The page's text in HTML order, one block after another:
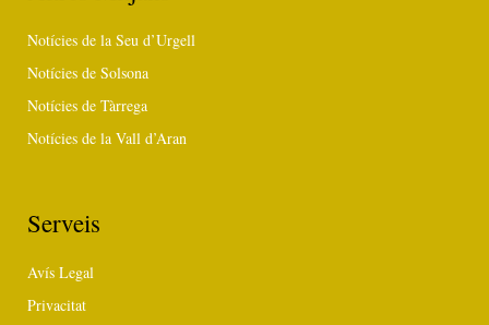
Notícies de la Seu d’Urgell
Notícies de Solsona
Notícies de Tàrrega
Notícies de la Vall d’Aran
Serveis
Avís Legal
Privacitat